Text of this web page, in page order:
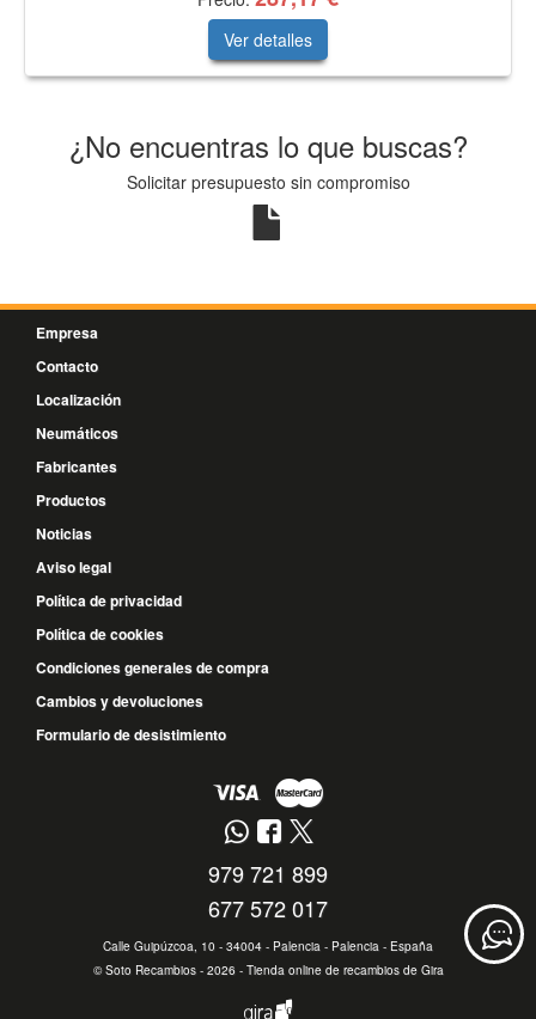
Ver detalles
¿No encuentras lo que buscas?
Solicitar presupuesto sin compromiso
Empresa
Contacto
Localización
Neumáticos
Fabricantes
Productos
Noticias
Aviso legal
Política de privacidad
Política de cookies
Condiciones generales de compra
Cambios y devoluciones
Formulario de desistimiento
979 721 899
677 572 017
Calle Guipúzcoa, 10 - 34004 - Palencia - Palencia - España
©Soto Recambios- 2026 - Tienda online de recambios de Gira